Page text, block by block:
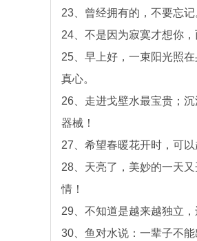
23、曾经拥有的，不要忘
24、不是因为寂寞才想你
25、早上好，一束阳光照
真心。
26、走进戈壁水最宝贵；
器械！
27、希望春暖花开时，可
28、天亮了，美妙的一天
情！
29、不知道是越来越独立
30、鱼对水说：一辈子不